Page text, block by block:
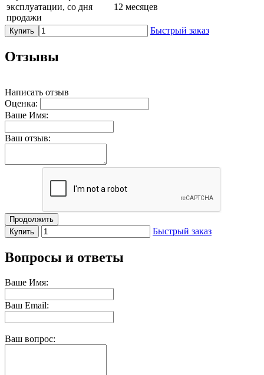
эксплуатации, со дня
продажи
12 месяцев
Купить Быстрый заказ
Отзывы
Написать отзыв
Оценка:
Ваше Имя:
Ваш отзыв:
Продолжить
Купить
Быстрый заказ
Вопросы и ответы
Ваше Имя:
Ваш Email:
Ваш вопрос: